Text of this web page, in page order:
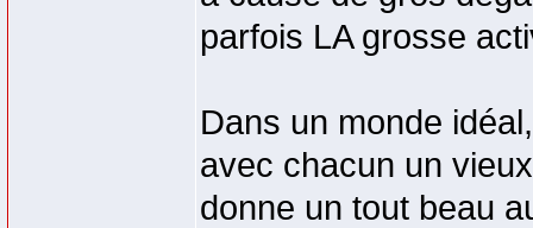
parfois LA grosse
Dans un monde
avec chacun un
donne un tout beau